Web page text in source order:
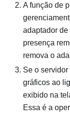
A função de
adaptador
presença
remova o
Se o
gráficos ao
exibido na
Essa é a